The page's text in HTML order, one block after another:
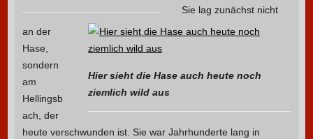
Hier sieht die Hase auch heute noch
ziemlich wild aus
Sie lag zunächst nicht
an der
Hase,
sondern
am
Hellingsb
ach, der
heute verschwunden ist. Sie war Jahrhunderte lang in